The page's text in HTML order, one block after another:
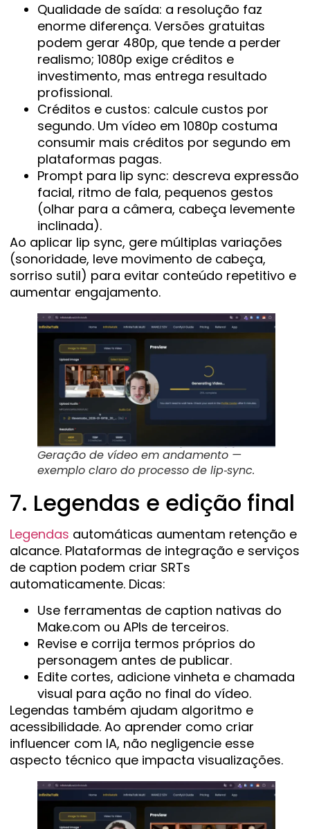
Qualidade de saída: a resolução faz
enorme diferença. Versões gratuitas
podem gerar 480p, que tende a perder
realismo; 1080p exige créditos e
investimento, mas entrega resultado
profissional.
Créditos e custos: calcule custos por
segundo. Um vídeo em 1080p costuma
consumir mais créditos por segundo em
plataformas pagas.
Prompt para lip sync: descreva expressão
facial, ritmo de fala, pequenos gestos
(olhar para a câmera, cabeça levemente
inclinada).
Ao aplicar lip sync, gere múltiplas variações
(sonoridade, leve movimento de cabeça,
sorriso sutil) para evitar conteúdo repetitivo e
aumentar engajamento.
Geração de vídeo em andamento —
exemplo claro do processo de lip‑sync.
7. Legendas e edição final
Legendas automáticas aumentam retenção e
alcance. Plataformas de integração e serviços
de caption podem criar SRTs
automaticamente. Dicas:
Use ferramentas de caption nativas do
Make.com ou APIs de terceiros.
Revise e corrija termos próprios do
personagem antes de publicar.
Edite cortes, adicione vinheta e chamada
visual para ação no final do vídeo.
Legendas também ajudam algoritmo e
acessibilidade. Ao aprender como criar
influencer com IA, não negligencie esse
aspecto técnico que impacta visualizações.